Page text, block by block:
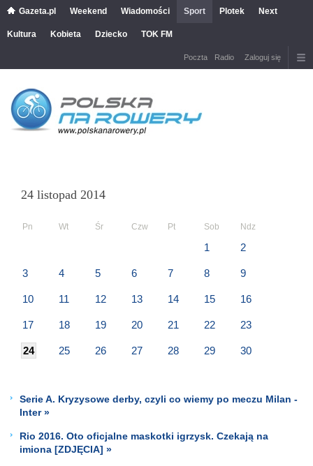
Gazeta.pl Weekend Wiadomości Sport Plotek Next
Kultura Kobieta Dziecko TOK FM
Poczta Radio Zaloguj się
24 listopad 2014
Pn Wt Śr Czw Pt Sob Ndz
1 2
3 4 5 6 7 8 9
10 11 12 13 14 15 16
17 18 19 20 21 22 23
24 25 26 27 28 29 30
Serie A. Kryzysowe derby, czyli co wiemy po meczu Milan -
Inter »
Rio 2016. Oto oficjalne maskotki igrzysk. Czekają na
imiona [ZDJĘCIA] »